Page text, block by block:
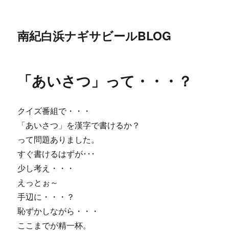
南紀白浜ナギサビールBLOG
「あいさつ」って・・・？
クイズ番組で・・・
「あいさつ」を漢字で書けるか？
って問題ありました。
すぐ書けるはずが･･･
少し考え・・・
えっとぉ～
手辺に・・・？
恥ずかしながら・・・
ここまでが精一杯。